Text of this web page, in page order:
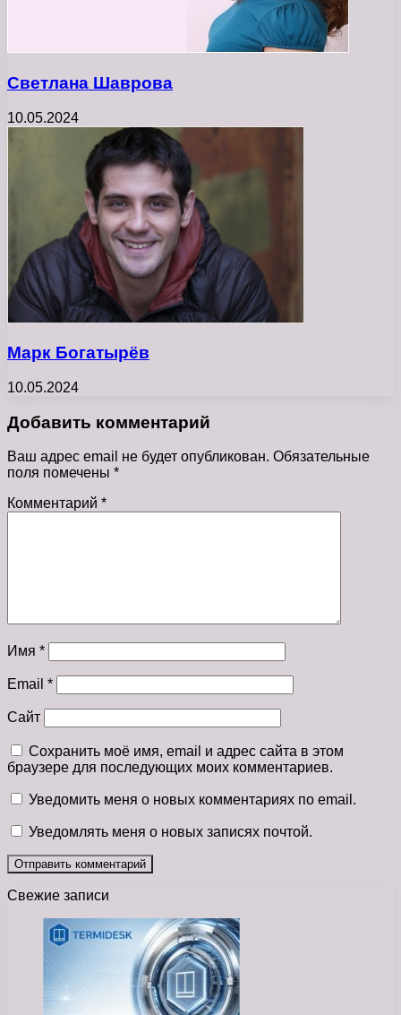
Светлана Шаврова
10.05.2024
Марк Богатырёв
10.05.2024
Добавить комментарий
Ваш адрес email не будет опубликован. Обязательные
поля помечены *
Комментарий *
Имя *
Email *
Сайт
Сохранить моё имя, email и адрес сайта в этом
браузере для последующих моих комментариев.
Уведомить меня о новых комментариях по email.
Уведомлять меня о новых записях почтой.
Свежие записи